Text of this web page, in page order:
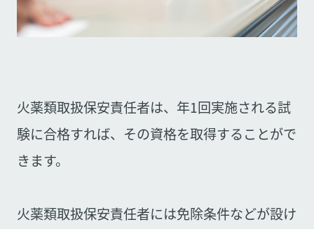
火薬類取扱保安責任者は、年1回実施される試
験に合格すれば、その資格を取得することがで
きます。
火薬類取扱保安責任者には免除条件などが設け